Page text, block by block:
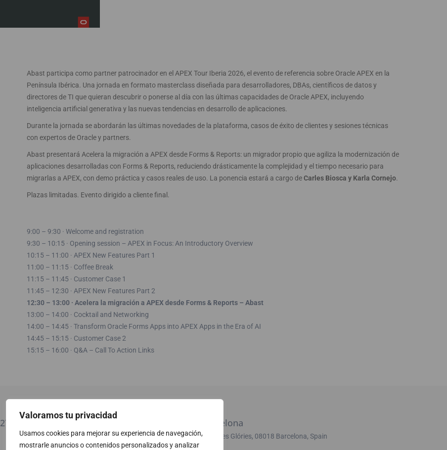
Valoramos tu privacidad
Usamos cookies para mejorar su experiencia de navegación,
mostrarle anuncios o contenidos personalizados y analizar
Abast participa como partner patrocinador en el APEX Tour Iberia 2026, el evento de referencia sobre Oracle APEX en la
Península Ibérica. Una jornada en formato masterclass diseñada para desarrolladores, DBAs, científicos de datos y
directores de TI que quieran descubrir o ponerse al día con las últimas capacidades de Oracle APEX, incluyendo
inteligencia artificial generativa y las nuevas tendencias en desarrollo de aplicaciones.
Durante la jornada se abordarán las últimas novedades de la plataforma, casos de éxito de clientes y sesiones técnicas
con expertos de Oracle y partners.
Abast presentará Acelera la migración a APEX desde Forms & Reports: un migrador propio que agiliza la modernización de
aplicaciones desarrolladas con Forms & Reports, reduciendo drásticamente la complejidad y el tiempo necesario para
migrarlas a APEX, con demo práctica y casos reales de uso. La ponencia estará a cargo deCarles Biosca y Karla Cornejo.
Plazas limitadas. Evento dirigido a cliente final.
9:00 – 9:30 · Welcome and registration
9:30 – 10:15 · Opening session – APEX in Focus: An Introductory Overview
10:15 – 11:00 · APEX New Features Part 1
11:00 – 11:15 · Coffee Break
11:15 – 11:45 · Customer Case 1
11:45 – 12:30 · APEX New Features Part 2
12:30 – 13:00 · Acelera la migración a APEX desde Forms & Reports – Abast
13:00 – 14:00 · Cocktail and Networking
14:00 – 14:45 · Transform Oracle Forms Apps into APEX Apps in the Era of AI
14:45 – 15:15 · Customer Case 2
15:15 – 16:00 · Q&A – Call To Action Links
27/05/2026 Oficinas de Oracle, Barcelona
Avinguda Diagonal, 211 Plaça de les Glóries, 08018 Barcelona, Spain